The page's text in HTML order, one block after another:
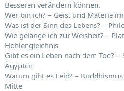
Besseren verändern können.
Wer bin ich? – Geist und Materie
Was ist der Sinn des Lebens? –
Wie gelange ich zur Weisheit? –
Höhlengleichnis
Gibt es ein Leben nach dem Tod?
Ägypten
Warum gibt es Leid? –
Mitte